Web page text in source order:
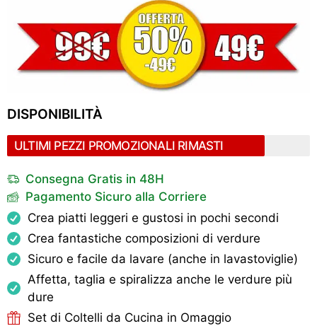
DISPONIBILITÀ
ULTIMI PEZZI PROMOZIONALI RIMASTI
Consegna Gratis in 48H
Pagamento Sicuro alla Corriere
Crea piatti leggeri e gustosi in pochi secondi
Crea fantastiche composizioni di verdure
Sicuro e facile da lavare (anche in lavastoviglie)
Affetta, taglia e spiralizza anche le verdure più
dure
Set di Coltelli da Cucina in Omaggio